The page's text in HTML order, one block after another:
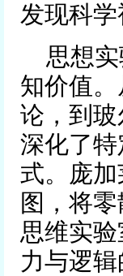
发现科学
思想
知价值
论，到
深化了
式。庞
图，将
思维实
力与逻